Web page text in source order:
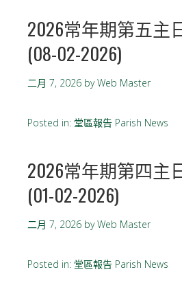
2026常年期第五主
(08-02-2026)
二月 7, 2026 byWeb Master
Posted in: 堂區報告 Parish News
2026常年期第四主
(01-02-2026)
二月 7, 2026 byWeb Master
Posted in: 堂區報告 Parish News